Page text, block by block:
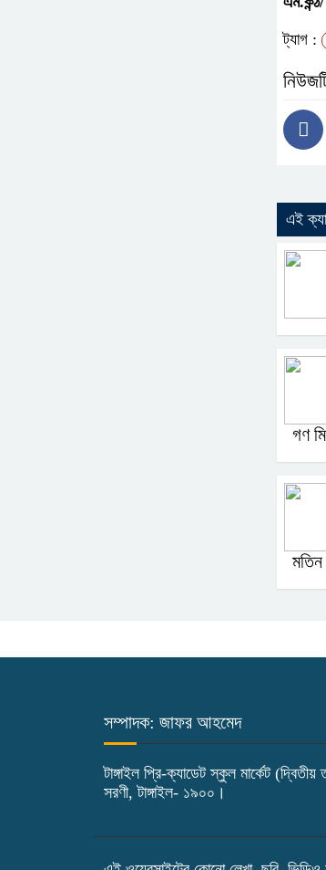
ট্যাগ :
এই
গণ
মতিন
সম্পাদক: জাফর আহমেদ
টাঙ্গাইল প্রি-ক্যাডেট স্কুল মার্কেট
সরণী, টাঙ্গাইল- ১৯০০।